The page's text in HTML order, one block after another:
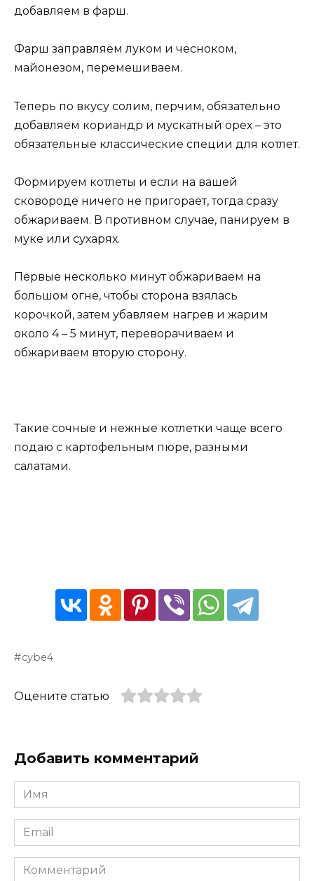
добавляем в фарш.
Фарш заправляем луком и чесноком,
майонезом, перемешиваем.
Теперь по вкусу солим, перчим, обязательно
добавляем кориандр и мускатный орех – это
обязательные классические специи для котлет.
Формируем котлеты и если на вашей
сковороде ничего не пригорает, тогда сразу
обжариваем. В противном случае, панируем в
муке или сухарях.
Первые несколько минут обжариваем на
большом огне, чтобы сторона взялась
корочкой, затем убавляем нагрев и жарим
около 4 – 5 минут, переворачиваем и
обжариваем вторую сторону.
Такие сочные и нежные котлетки чаще всего
подаю с картофельным пюре, разными
салатами.
cybe4
Оцените статью
Добавить комментарий
Имя
*
Email
*
Комментарий